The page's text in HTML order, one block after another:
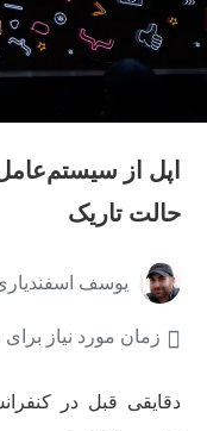
حالت تاریک
یوسف
زمان مورد نیاز برای